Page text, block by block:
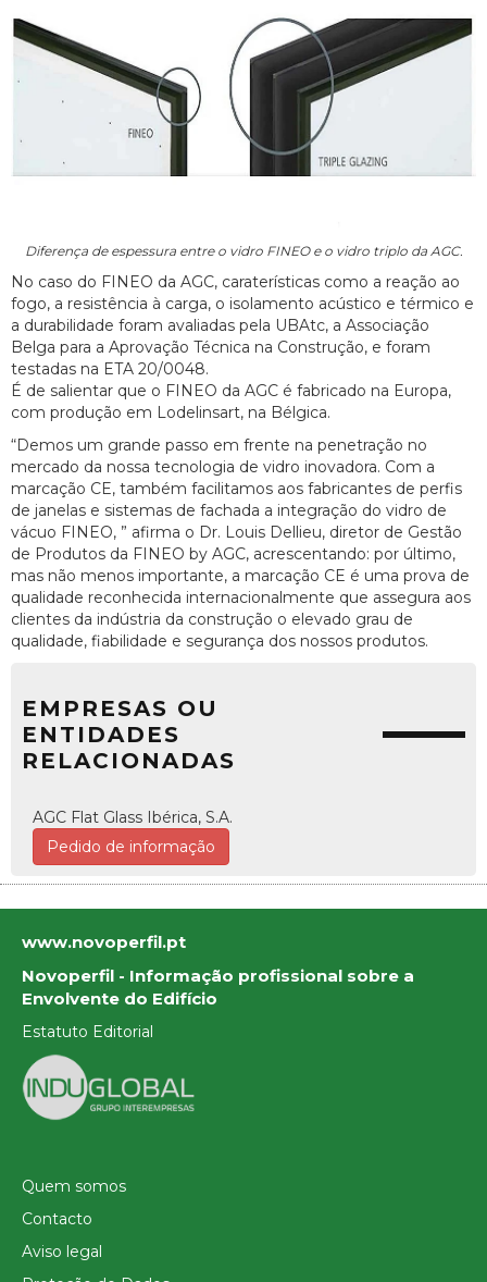
Diferença de espessura entre o vidro FINEO e o vidro triplo da AGC.
No caso do FINEO da AGC, caraterísticas como a reação ao
fogo, a resistência à carga, o isolamento acústico e térmico e
a durabilidade foram avaliadas pela UBAtc, a Associação
Belga para a Aprovação Técnica na Construção, e foram
testadas na ETA 20/0048.
É de salientar que o FINEO da AGC é fabricado na Europa,
com produção em Lodelinsart, na Bélgica.
“Demos um grande passo em frente na penetração no
mercado da nossa tecnologia de vidro inovadora. Com a
marcação CE, também facilitamos aos fabricantes de perfis
de janelas e sistemas de fachada a integração do vidro de
vácuo FINEO, ” afirma o Dr. Louis Dellieu, diretor de Gestão
de Produtos da FINEO by AGC, acrescentando: por último,
mas não menos importante, a marcação CE é uma prova de
qualidade reconhecida internacionalmente que assegura aos
clientes da indústria da construção o elevado grau de
qualidade, fiabilidade e segurança dos nossos produtos.
EMPRESAS OU
ENTIDADES
RELACIONADAS
AGC Flat Glass Ibérica, S.A.
Pedido de informação
www.novoperfil.pt
Novoperfil - Informação profissional sobre a
Envolvente do Edifício
Estatuto Editorial
Quem somos
Contacto
Aviso legal